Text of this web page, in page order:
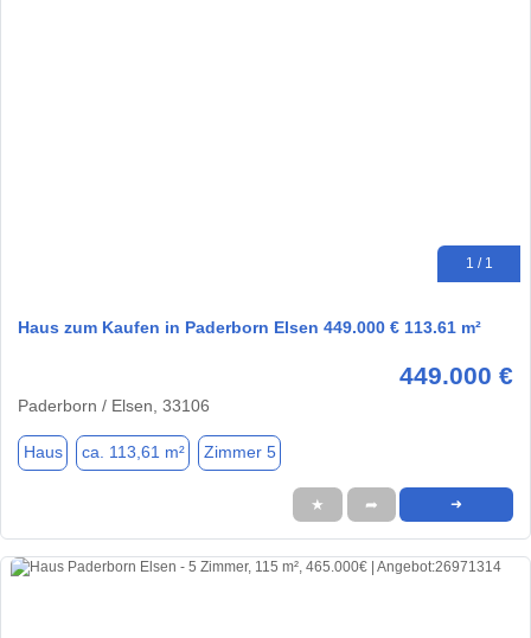
1 / 1
Haus zum Kaufen in Paderborn Elsen 449.000 € 113.61 m²
449.000 €
Paderborn / Elsen, 33106
Haus ca. 113,61 m² Zimmer 5
★ ➦ ➜